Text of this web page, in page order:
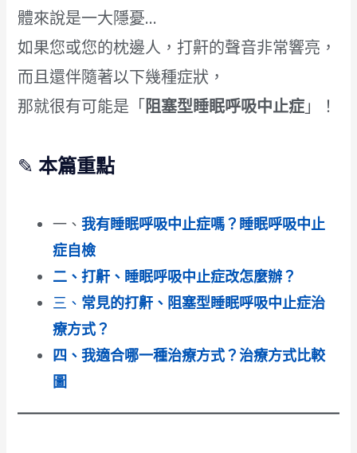
體來說是一大隱憂…
如果您或您的枕邊人，打鼾的聲音非常響亮，
而且還伴隨著以下幾種症狀，
那就很有可能是「阻塞型睡眠呼吸中止症」！
✎本篇重點
一、我有睡眠呼吸中止症嗎？睡眠呼吸中止
症自檢
二、打鼾、睡眠呼吸中止症改怎麼辦？
三、 常見的打鼾、阻塞型睡眠呼吸中止症治
療方式？
四、我適合哪一種治療方式？治療方式比較
圖